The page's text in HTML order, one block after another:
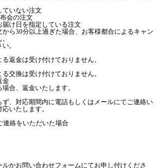
ていない注文
会の注文
届け日を指定している注文
ら30分以上過ぎた場合、お客様都合によるキャン
。
返金は受け付けておりません。
交換は受け付けておりません。
金
合、返金いたします。
、対応期間内に電話もしくはメールにてご連絡い
いたします。
連絡をいただいた場合
かお問い合わせフォームにてお申し付けくださ